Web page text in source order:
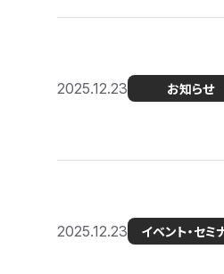
2025.12.23 お知らせ
2025.12.23 イベント・セミ